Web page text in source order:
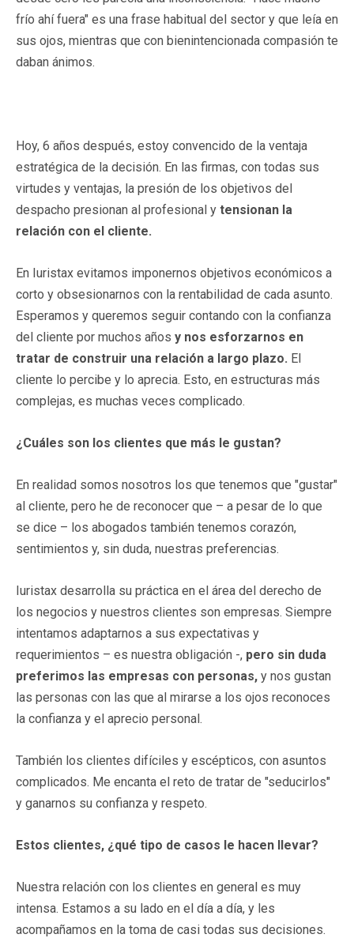
frío ahí fuera" es una frase habitual del sector y que leía en
sus ojos, mientras que con bienintencionada compasión te
daban ánimos.
Hoy, 6 años después, estoy convencido de la ventaja
estratégica de la decisión. En las firmas, con todas sus
virtudes y ventajas, la presión de los objetivos del
despacho presionan al profesional y tensionan la
relación con el cliente.
En Iuristax evitamos imponernos objetivos económicos a
corto y obsesionarnos con la rentabilidad de cada asunto.
Esperamos y queremos seguir contando con la confianza
del cliente por muchos años y nos esforzarnos en
tratar de construir una relación a largo plazo. El
cliente lo percibe y lo aprecia. Esto, en estructuras más
complejas, es muchas veces complicado.
¿Cuáles son los clientes que más le gustan?
En realidad somos nosotros los que tenemos que "gustar"
al cliente, pero he de reconocer que – a pesar de lo que
se dice – los abogados también tenemos corazón,
sentimientos y, sin duda, nuestras preferencias.
Iuristax desarrolla su práctica en el área del derecho de
los negocios y nuestros clientes son empresas. Siempre
intentamos adaptarnos a sus expectativas y
requerimientos – es nuestra obligación -, pero sin duda
preferimos las empresas con personas, y nos gustan
las personas con las que al mirarse a los ojos reconoces
la confianza y el aprecio personal.
También los clientes difíciles y escépticos, con asuntos
complicados. Me encanta el reto de tratar de "seducirlos"
y ganarnos su confianza y respeto.
Estos clientes, ¿qué tipo de casos le hacen llevar?
Nuestra relación con los clientes en general es muy
intensa. Estamos a su lado en el día a día, y les
acompañamos en la toma de casi todas sus decisiones.